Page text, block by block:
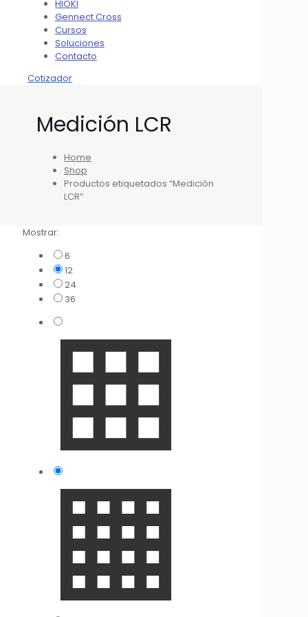
HIOKI
Gennect Cross
Cursos
Soluciones
Contacto
Cotizador
Medición LCR
Home
Shop
Productos etiquetados “Medición
LCR”
Mostrar:
6
12
24
36